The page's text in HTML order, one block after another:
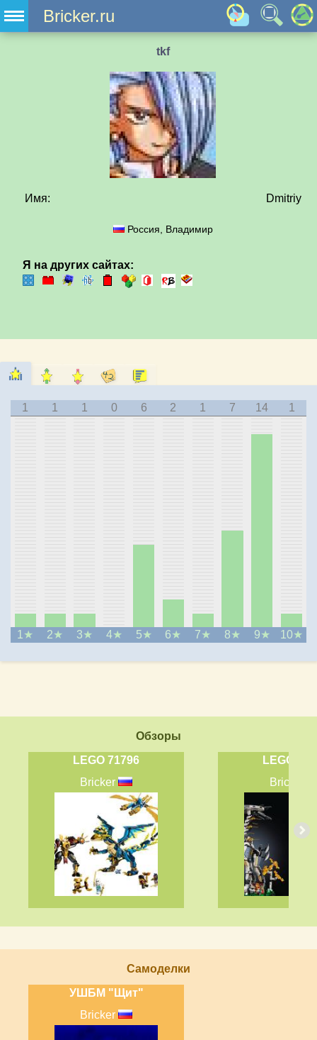
Bricker.ru
tkf
Имя: Dmitriy
Россия, Владимир
Я на других сайтах:
1
1
2
1
3
1
4
0
5
6
6
2
7
1
8
7
9
14
10
1
Обзоры
LEGO 71796
Bricker
LEGO
Bricker
Самоделки
УШБМ "Щит"
Bricker